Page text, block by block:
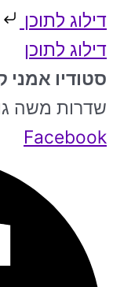
דילוג לתוכן
דילוג לתוכן
סטודיו
שדרות משה גושן 6, קרית
Facebook